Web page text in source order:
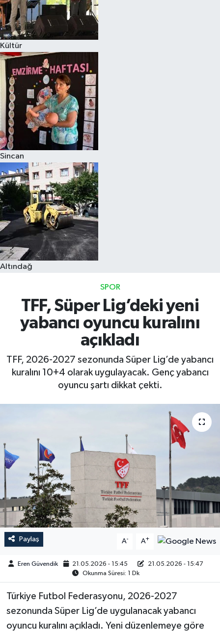
Kültür
Sincan
Altındağ
SPOR
TFF, Süper Lig’deki yeni
yabancı oyuncu kuralını
açıkladı
TFF, 2026-2027 sezonunda Süper Lig’de yabancı
kuralını 10+4 olarak uygulayacak. Genç yabancı
oyuncu şartı dikkat çekti.
Paylaş A- A+
Eren Güvendik 21.05.2026 - 15:45
21.05.2026 - 15:47
Okunma Süresi: 1 Dk
Türkiye Futbol Federasyonu, 2026-2027
sezonunda Süper Lig’de uygulanacak yabancı
oyuncu kuralını açıkladı. Yeni düzenlemeye göre